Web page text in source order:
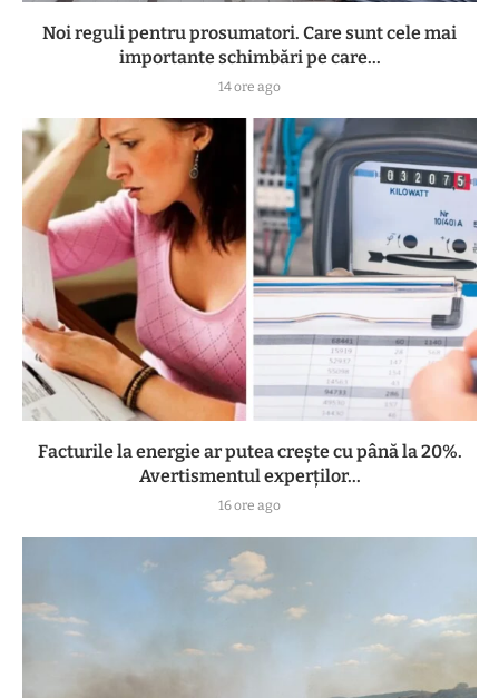
Noi reguli pentru prosumatori. Care sunt cele mai
importante schimbări pe care...
14 ore ago
Facturile la energie ar putea crește cu până la 20%.
Avertismentul experților...
16 ore ago